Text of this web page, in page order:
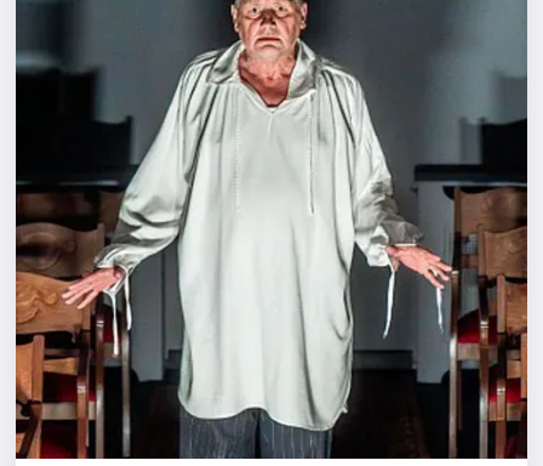
Города
Площадки
Артисты
Рейтинги